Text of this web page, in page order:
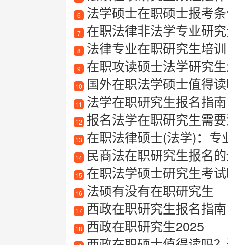
6 法学硕士在职硕士报考
7 在职法律非法学专业研
8 法律专业在职研究生培训
9 在职攻读硕士法学研究
10 国外在职法学硕士值得
11 法学在职研究生报名指
12 报名法学在职研究生需要满
13 在职法律硕士(法学)：
14 民商法在职研究生报名
15 在职法学硕士研究生考
16 法硕有没有在职研究生
17 西政在职研究生报名指
18 西政在职研究生2025